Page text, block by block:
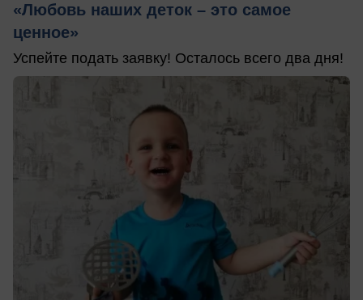
«Любовь наших деток – это самое
ценное»
Успейте подать заявку! Осталось всего два дня!